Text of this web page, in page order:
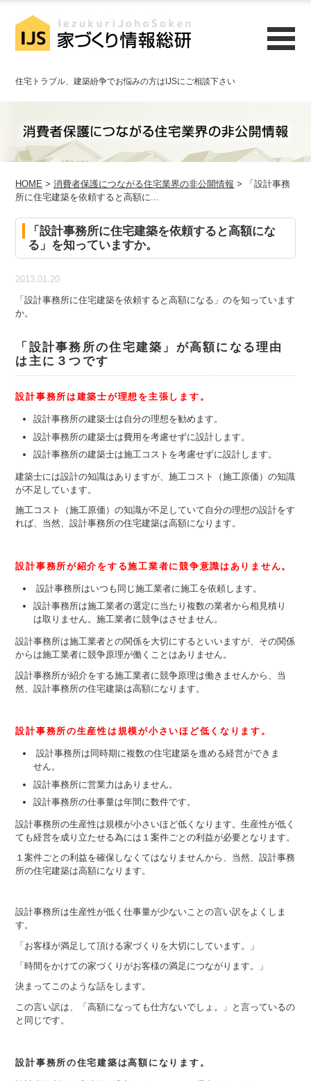
住宅トラブル、建築紛争でお悩みの方はIJSにご相談下さい
HOME >消費者保護につながる住宅業界の非公開情報 > 「設計事務
所に住宅建築を依頼すると高額に...
「設計事務所に住宅建築を依頼すると高額にな
る」を知っていますか。
2013.01.20
「設計事務所に住宅建築を依頼すると高額になる」のを知っています
か。
「設計事務所の住宅建築」が高額になる理由
は主に３つです
設計事務所は建築士が理想を主張します。
設計事務所の建築士は自分の理想を勧めます。
設計事務所の建築士は費用を考慮せずに設計します。
設計事務所の建築士は施工コストを考慮せずに設計します。
建築士には設計の知識はありますが、施工コスト（施工原価）の知識
が不足しています。
施工コスト（施工原価）の知識が不足していて自分の理想の設計をす
れば、当然、設計事務所の住宅建築は高額になります。
設計事務所が紹介をする施工業者に競争意識はありません。
設計事務所はいつも同じ施工業者に施工を依頼します。
設計事務所は施工業者の選定に当たり複数の業者から相見積り
は取りません。施工業者に競争はさせません。
設計事務所は施工業者との関係を大切にするといいますが、その関係
からは施工業者に競争原理が働くことはありません。
設計事務所が紹介をする施工業者に競争原理は働きませんから、当
然、設計事務所の住宅建築は高額になります。
設計事務所の生産性は規模が小さいほど低くなります。
設計事務所は同時期に複数の住宅建築を進める経営ができま
せん。
設計事務所に営業力はありません。
設計事務所の仕事量は年間に数件です。
設計事務所の生産性は規模が小さいほど低くなります。生産性が低く
ても経営を成り立たせる為には１案件ごとの利益が必要となります。
１案件ごとの利益を確保しなくてはなりませんから、当然、設計事務
所の住宅建築は高額になります。
設計事務所は生産性が低く仕事量が少ないことの言い訳をよくしま
す。
「お客様が満足して頂ける家づくりを大切にしています。」
「時間をかけての家づくりがお客様の満足につながります。」
決まってこのような話をします。
この言い訳は、「高額になっても仕方ないでしょ。」と言っているの
と同じです。
設計事務所の住宅建築は高額になります。